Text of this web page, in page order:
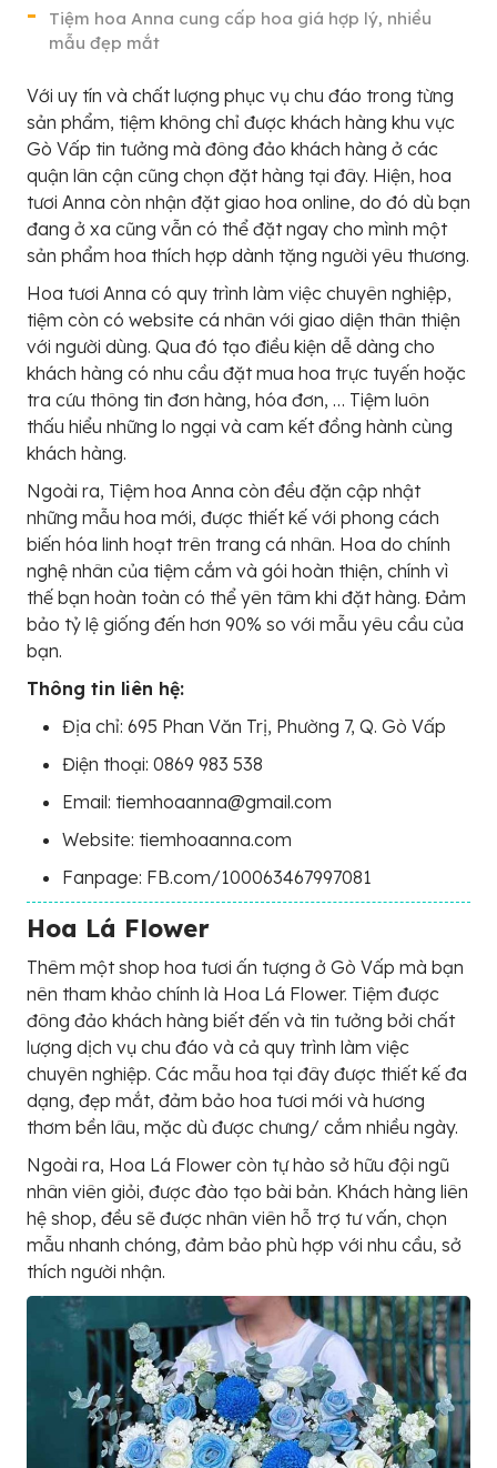
Tiệm hoa Anna cung cấp hoa giá hợp lý, nhiều
mẫu đẹp mắt
Với uy tín và chất lượng phục vụ chu đáo trong từng
sản phẩm, tiệm không chỉ được khách hàng khu vực
Gò Vấp tin tưởng mà đông đảo khách hàng ở các
quận lân cận cũng chọn đặt hàng tại đây. Hiện, hoa
tươi Anna còn nhận đặt giao hoa online, do đó dù bạn
đang ở xa cũng vẫn có thể đặt ngay cho mình một
sản phẩm hoa thích hợp dành tặng người yêu thương.
Hoa tươi Anna có quy trình làm việc chuyên nghiệp,
tiệm còn có website cá nhân với giao diện thân thiện
với người dùng. Qua đó tạo điều kiện dễ dàng cho
khách hàng có nhu cầu đặt mua hoa trực tuyến hoặc
tra cứu thông tin đơn hàng, hóa đơn, … Tiệm luôn
thấu hiểu những lo ngại và cam kết đồng hành cùng
khách hàng.
Ngoài ra, Tiệm hoa Anna còn đều đặn cập nhật
những mẫu hoa mới, được thiết kế với phong cách
biến hóa linh hoạt trên trang cá nhân. Hoa do chính
nghệ nhân của tiệm cắm và gói hoàn thiện, chính vì
thế bạn hoàn toàn có thể yên tâm khi đặt hàng. Đảm
bảo tỷ lệ giống đến hơn 90% so với mẫu yêu cầu của
bạn.
Thông tin liên hệ:
Địa chỉ: 695 Phan Văn Trị, Phường 7, Q. Gò Vấp
Điện thoại: 0869 983 538
Email: tiemhoaanna@gmail.com
Website: tiemhoaanna.com
Fanpage: FB.com/100063467997081
Hoa Lá Flower
Thêm một shop hoa tươi ấn tượng ở Gò Vấp mà bạn
nên tham khảo chính là Hoa Lá Flower. Tiệm được
đông đảo khách hàng biết đến và tin tưởng bởi chất
lượng dịch vụ chu đáo và cả quy trình làm việc
chuyên nghiệp. Các mẫu hoa tại đây được thiết kế đa
dạng, đẹp mắt, đảm bảo hoa tươi mới và hương
thơm bền lâu, mặc dù được chưng/ cắm nhiều ngày.
Ngoài ra, Hoa Lá Flower còn tự hào sở hữu đội ngũ
nhân viên giỏi, được đào tạo bài bản. Khách hàng liên
hệ shop, đều sẽ được nhân viên hỗ trợ tư vấn, chọn
mẫu nhanh chóng, đảm bảo phù hợp với nhu cầu, sở
thích người nhận.